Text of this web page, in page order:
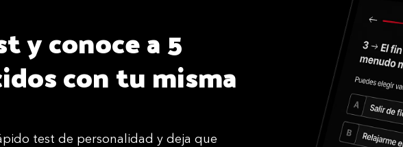
y conoce a 5
con tu misma
test de personalidad y deja que